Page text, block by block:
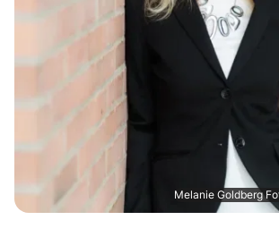
Melanie Goldberg